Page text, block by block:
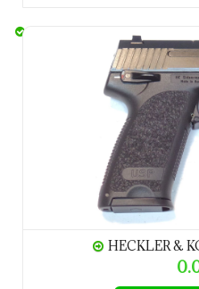
Heckler & Koch - USP 45ACP
HECKLER &